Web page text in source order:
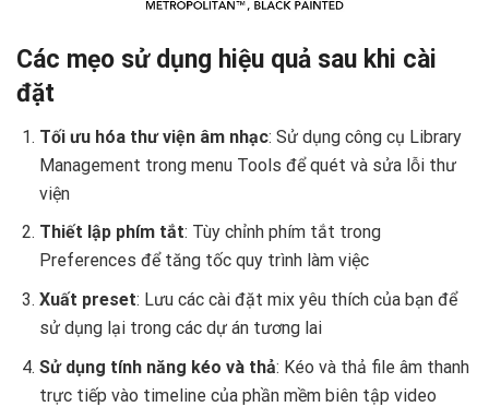
Các mẹo sử dụng hiệu quả sau khi cài
đặt
Tối ưu hóa thư viện âm nhạc: Sử dụng công cụ Library
Management trong menu Tools để quét và sửa lỗi thư
viện
Thiết lập phím tắt: Tùy chỉnh phím tắt trong
Preferences để tăng tốc quy trình làm việc
Xuất preset: Lưu các cài đặt mix yêu thích của bạn để
sử dụng lại trong các dự án tương lai
Sử dụng tính năng kéo và thả: Kéo và thả file âm thanh
trực tiếp vào timeline của phần mềm biên tập video